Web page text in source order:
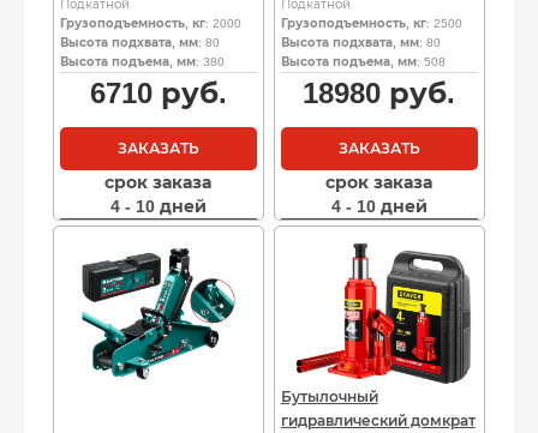
Подкатной
Грузоподъемность, кг: 2000
Высота подхвата, мм: 80
Высота подъема, мм: 380
6710руб.
ЗАКАЗАТЬ
срок заказа
4 - 10 дней
Подкатной
Грузоподъемность, кг: 2500
Высота подхвата, мм: 80
Высота подъема, мм: 508
18980 руб.
ЗАКАЗАТЬ
срок заказа
4 - 10 дней
Бутылочный
гидравлический домкрат